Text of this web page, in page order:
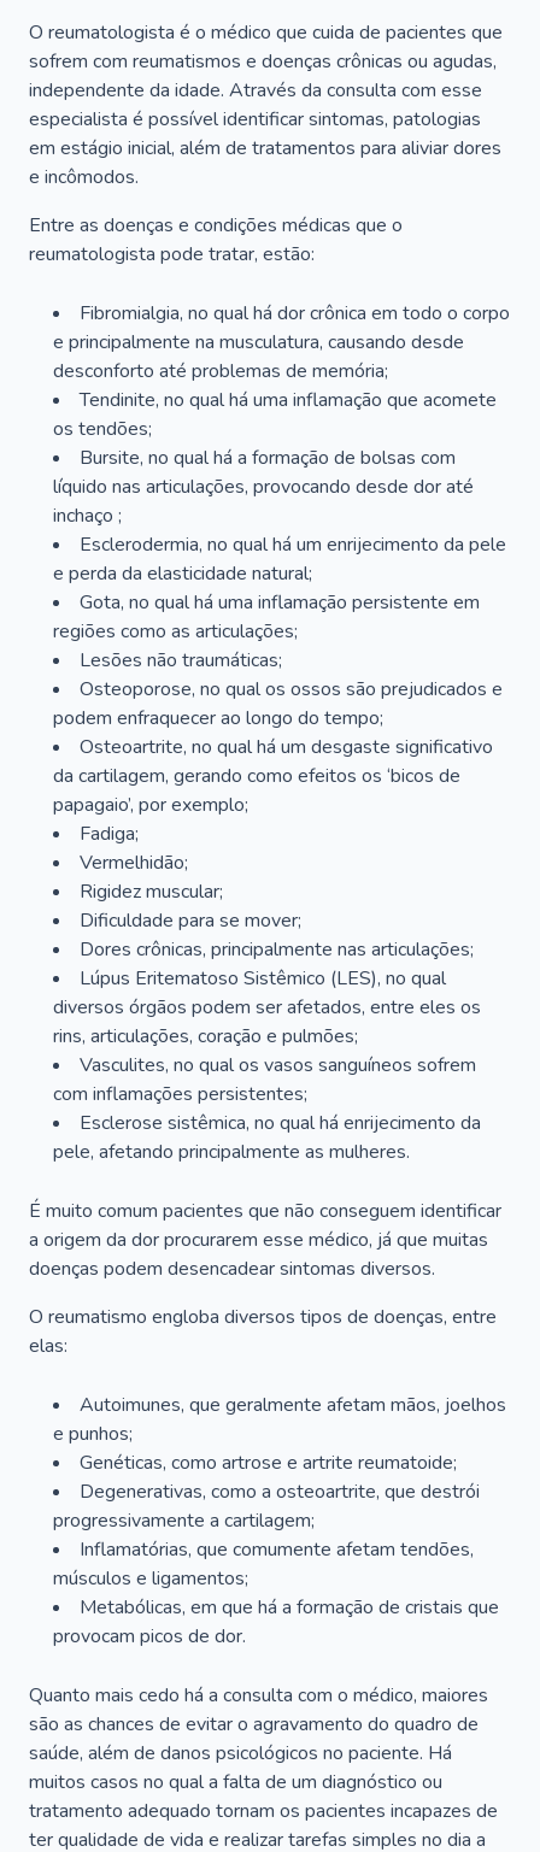
O reumatologista é o médico que cuida de pacientes que
sofrem com reumatismos e doenças crônicas ou agudas,
independente da idade. Através da consulta com esse
especialista é possível identificar sintomas, patologias
em estágio inicial, além de tratamentos para aliviar dores
e incômodos.
Entre as doenças e condições médicas que o
reumatologista pode tratar, estão:
Fibromialgia, no qual há dor crônica em todo o corpo
e principalmente na musculatura, causando desde
desconforto até problemas de memória;
Tendinite, no qual há uma inflamação que acomete
os tendões;
Bursite, no qual há a formação de bolsas com
líquido nas articulações, provocando desde dor até
inchaço ;
Esclerodermia, no qual há um enrijecimento da pele
e perda da elasticidade natural;
Gota, no qual há uma inflamação persistente em
regiões como as articulações;
Lesões não traumáticas;
Osteoporose, no qual os ossos são prejudicados e
podem enfraquecer ao longo do tempo;
Osteoartrite, no qual há um desgaste significativo
da cartilagem, gerando como efeitos os ‘bicos de
papagaio’, por exemplo;
Fadiga;
Vermelhidão;
Rigidez muscular;
Dificuldade para se mover;
Dores crônicas, principalmente nas articulações;
Lúpus Eritematoso Sistêmico (LES), no qual
diversos órgãos podem ser afetados, entre eles os
rins, articulações, coração e pulmões;
Vasculites, no qual os vasos sanguíneos sofrem
com inflamações persistentes;
Esclerose sistêmica, no qual há enrijecimento da
pele, afetando principalmente as mulheres.
É muito comum pacientes que não conseguem identificar
a origem da dor procurarem esse médico, já que muitas
doenças podem desencadear sintomas diversos.
O reumatismo engloba diversos tipos de doenças, entre
elas:
Autoimunes, que geralmente afetam mãos, joelhos
e punhos;
Genéticas, como artrose e artrite reumatoide;
Degenerativas, como a osteoartrite, que destrói
progressivamente a cartilagem;
Inflamatórias, que comumente afetam tendões,
músculos e ligamentos;
Metabólicas, em que há a formação de cristais que
provocam picos de dor.
Quanto mais cedo há a consulta com o médico, maiores
são as chances de evitar o agravamento do quadro de
saúde, além de danos psicológicos no paciente. Há
muitos casos no qual a falta de um diagnóstico ou
tratamento adequado tornam os pacientes incapazes de
ter qualidade de vida e realizar tarefas simples no dia a